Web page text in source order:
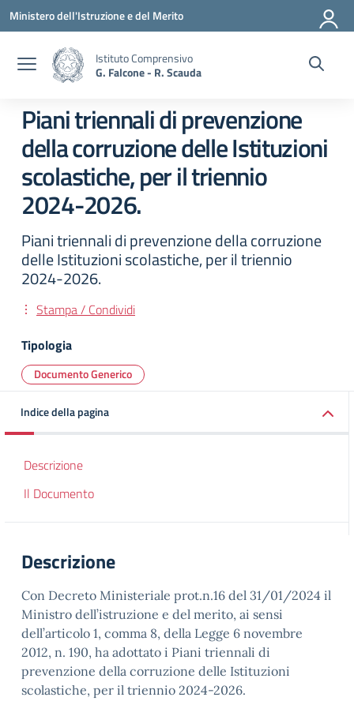
Vai ai contenuti
Vai al menu di navigazione
Vai al footer
Ministero dell'Istruzione e del Merito
Istituto Comprensivo
G. Falcone - R. Scauda
Piani triennali di prevenzione
della corruzione delle Istituzioni
scolastiche, per il triennio
2024-2026.
Piani triennali di prevenzione della corruzione
delle Istituzioni scolastiche, per il triennio
2024-2026.
Stampa / Condividi
Tipologia
Documento Generico
Indice della pagina
Descrizione
Il Documento
Descrizione
Con Decreto Ministeriale prot.n.16 del 31/01/2024 il
Ministro dell’istruzione e del merito, ai sensi
dell’articolo 1, comma 8, della Legge 6 novembre
2012, n. 190, ha adottato i Piani triennali di
prevenzione della corruzione delle Istituzioni
scolastiche, per il triennio 2024-2026.